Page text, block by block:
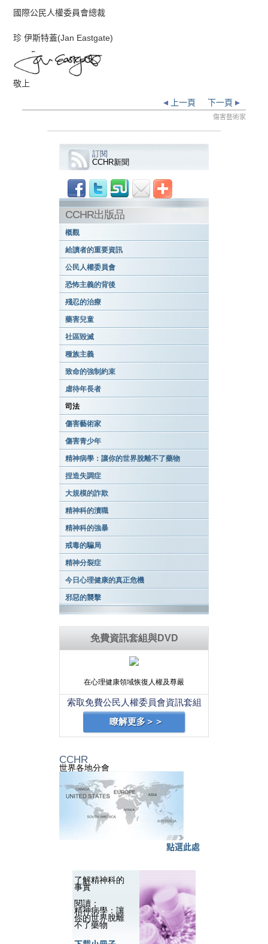
國際公民人權委員會總裁
珍 伊斯特蓋(Jan Eastgate)
敬上
下一頁
上一頁
傷害藝術家
訂閱
CCHR新聞
CCHR出版品
概觀
給讀者的重要資訊
公民人權委員會
恐怖主義的背後
殘忍的治療
藥害兒童
社區毀滅
種族主義
致命的強制約束
虐待年長者
司法
傷害藝術家
傷害青少年
精神病學：讓你的世界脫離不了藥物
捏造失調症
大規模的詐欺
精神科的瀆職
精神科的強暴
戒毒的騙局
精神分裂症
今日心理健康的真正危機
邪惡的襲擊
免費資訊套組與DVD
在心理健康領域恢復人權及尊嚴
索取免費公民人權委員會資訊套組
瞭解更多＞＞
CCHR
世界各地分會
點選此處
了解精神科的
事實
閱讀：
精神病學：讓
你的世界脫離
不了藥物